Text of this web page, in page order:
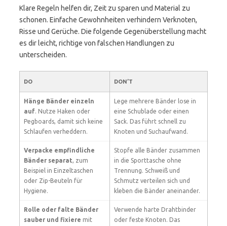
Klare Regeln helfen dir, Zeit zu sparen und Material zu
schonen. Einfache Gewohnheiten verhindern Verknoten,
Risse und Gerüche. Die folgende Gegenüberstellung macht
es dir leicht, richtige von falschen Handlungen zu
unterscheiden.
DO DON’T
Hänge Bänder einzeln
auf. Nutze Haken oder
Pegboards, damit sich keine
Schlaufen verheddern.
Lege mehrere Bänder lose in
eine Schublade oder einen
Sack. Das führt schnell zu
Knoten und Suchaufwand.
Verpacke empfindliche
Bänder separat, zum
Beispiel in Einzeltaschen
oder Zip-Beuteln für
Hygiene.
Stopfe alle Bänder zusammen
in die Sporttasche ohne
Trennung. Schweiß und
Schmutz verteilen sich und
kleben die Bänder aneinander.
Rolle oder falte Bänder
sauber und fixiere mit
Verwende harte Drahtbinder
oder feste Knoten. Das